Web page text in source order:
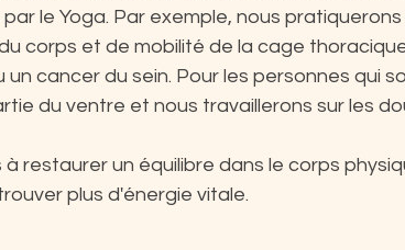
le Yoga. Par exemple, nous
corps et de mobilité de la cage
un cancer du sein. Pour les personnes qui
du ventre et nous travaillerons sur les
restaurer un équilibre dans le corps
plus d'énergie vitale.